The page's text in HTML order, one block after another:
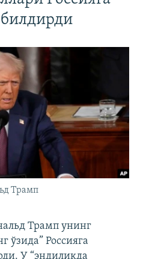
Трамп
Трамп унинг
ўзида” Россияга
У “эндиликда